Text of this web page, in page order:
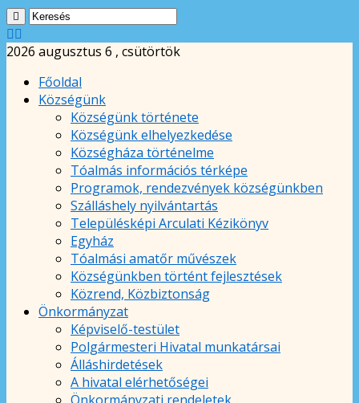
2026 augusztus 6 , csütörtök
Főoldal
Községünk
Községünk története
Községünk elhelyezkedése
Községháza történelme
Tóalmás információs térképe
Programok, rendezvények községünkben
Szálláshely nyilvántartás
Településképi Arculati Kézikönyv
Egyház
Tóalmási amatőr művészek
Községünkben történt fejlesztések
Közrend, Közbiztonság
Önkormányzat
Képviselő-testület
Polgármesteri Hivatal munkatársai
Álláshirdetések
A hivatal elérhetőségei